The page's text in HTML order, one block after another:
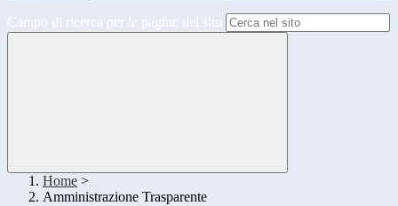
Campo di ricerca per le pagine del sito
Home >
Amministrazione Trasparente